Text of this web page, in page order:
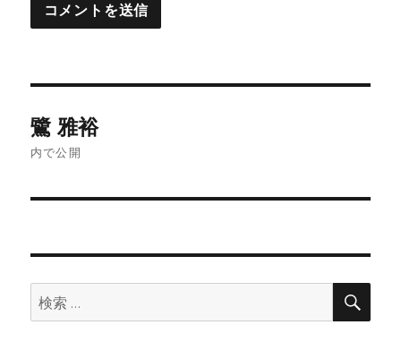
稿
ナ
ゲ
シ
ョ
ン
鷺 雅裕
内で公開
索:
検